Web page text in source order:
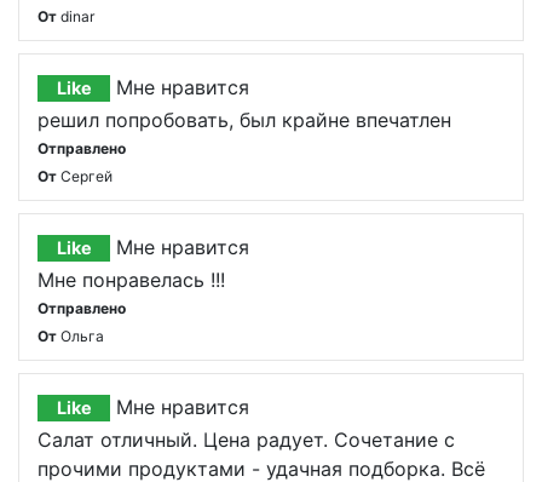
От dinar
Like
Мне нравится
решил попробовать, был крайне впечатлен
Отправлено
От Сергей
Like
Мне нравится
Мне понравелась !!!
Отправлено
От Ольга
Like
Мне нравится
Салат отличный. Цена радует. Сочетание с
прочими продуктами - удачная подборка. Всё